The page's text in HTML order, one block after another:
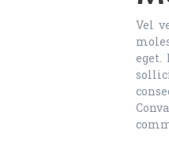
Vel
eget.